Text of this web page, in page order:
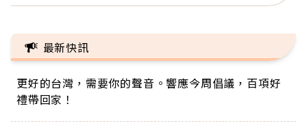
最新快訊
更好的台灣，需要你的聲音。響應今周倡議，百項好
禮帶回家！